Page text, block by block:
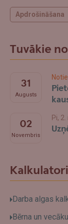
Apdrošināšana
Tuvākie
31
Augusts
02
Novembris
Pi,
Darba algas
Bērna un